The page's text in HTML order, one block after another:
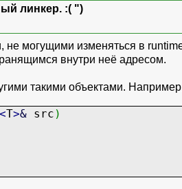
точно так же, как
линкер. :( ")
могущими изменяться в
внутри неё адресом.
такими объектами.
<T>& src )